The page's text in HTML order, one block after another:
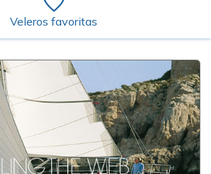
Veleros favoritas